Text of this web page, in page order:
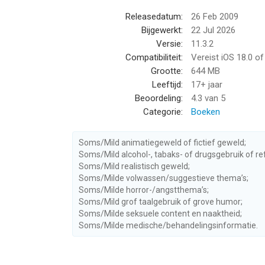
duizenden previews van eBooks of luister naar
• Begin met lezen op onze ereaders en ga door
gebleven zodat je op al je apparaten kunt
• Deel je liefde voor lezen op Facebook, Twitter
• Beoordeel de boeken die je hebt gelezen of
• Lees in het Engels, Frans, Spaans, Italiaans,
Japans.
--
Boeken lezen met Kobo Books van Rakuten
Releasedatum:
26 Feb 2009
Bijgewerkt:
22 Jul 2026
Versie:
11.3.2
Compatibiliteit:
Vereist iOS 18.0
Grootte:
644 MB
Leeftijd:
17+ jaar
Beoordeling:
4.3 van 5
Categorie:
Boeken
Soms/Mild animatiegeweld of fictief geweld;
Soms/Mild alcohol-, tabaks- of drugsgebruik of
Soms/Mild realistisch geweld;
Soms/Milde volwassen/suggestieve thema’s;
Soms/Milde horror-/angstthema’s;
Soms/Mild grof taalgebruik of grove humor;
Soms/Milde seksuele content en naaktheid;
Soms/Milde medische/behandelingsinformatie.